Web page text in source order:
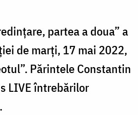
partea a doua” a
de marți, 17 mai 2022,
Părintele Constantin
LIVE întrebărilor